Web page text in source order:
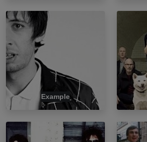
Example